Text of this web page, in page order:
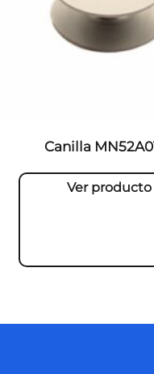
Canilla
Ver producto